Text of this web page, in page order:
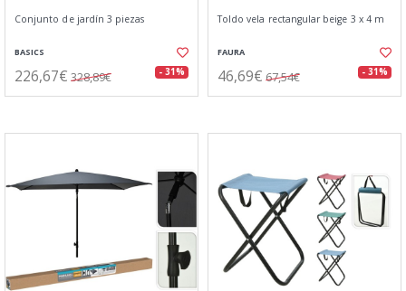
Conjunto de jardín 3 piezas
BASICS
226,67€ 328,89€ - 31%
Toldo vela rectangular beige 3 x 4 m
FAURA
46,69€ 67,54€ - 31%